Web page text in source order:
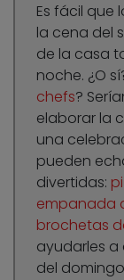
Es fácil que
la cena del
de la casa
noche. ¿O
chefs?
elaborar la
una
pueden
divertidas:
empanada
brochetas
ayudarles a
del